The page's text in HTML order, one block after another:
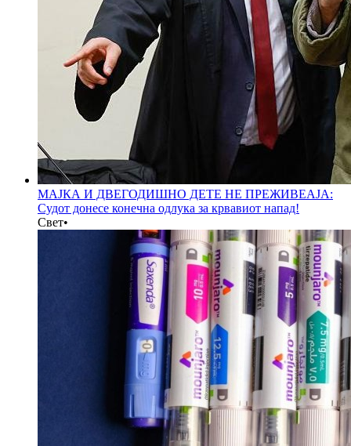
МАЈКА И ДВЕГОДИШНО ДЕТЕ НЕ ПРЕЖИВЕАЈА:
Судот донесе конечна одлука за крвавиот напад!
Свет•